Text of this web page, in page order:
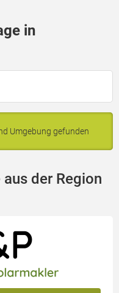
in
Umgebung gefunden
der Region